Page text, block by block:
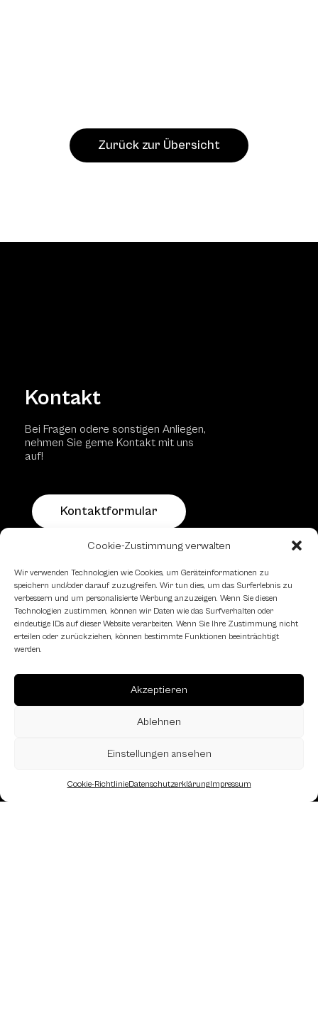
Cookie-Zustimmung verwalten
Wir verwenden Technologien wie Cookies, um Geräteinformationen zu
speichern und/oder darauf zuzugreifen. Wir tun dies, um das Surferlebnis zu
verbessern und um personalisierte Werbung anzuzeigen. Wenn Sie diesen
Technologien zustimmen, können wir Daten wie das Surfverhalten oder
eindeutige IDs auf dieser Website verarbeiten. Wenn Sie Ihre Zustimmung nicht
erteilen oder zurückziehen, können bestimmte Funktionen beeinträchtigt
werden.
Akzeptieren
Ablehnen
Einstellungen ansehen
Cookie-RichtlinieDatenschutzerklärungImpressum
Zurück zur Übersicht
Kontakt
Bei Fragen odere sonstigen Anliegen,
nehmen Sie gerne Kontakt mit uns
auf!
Kontaktformular